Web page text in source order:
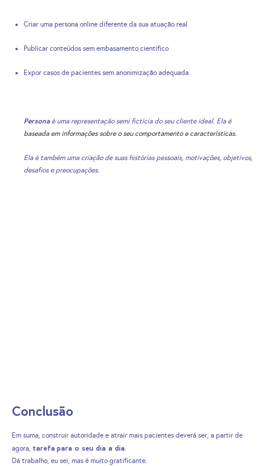
Criar uma persona online diferente da sua atuação real
Publicar conteúdos sem embasamento científico
Expor casos de pacientes sem anonimização adequada
Personaé uma representação semi fictícia do seu cliente ideal. Ela é
baseada em informações sobre o seu comportamento e características.
Ela é também uma criação de suas histórias pessoais, motivações, objetivos,
desafios e preocupações.
Conclusão
Em suma, construir autoridade e atrair mais pacientes deverá ser, a partir de
agora, tarefa para o seu dia a dia.
Dá trabalho, eu sei, mas é muito gratificante.